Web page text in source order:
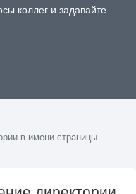
коллег и задавайте
в имени страницы